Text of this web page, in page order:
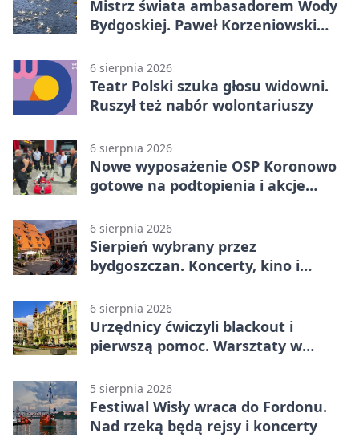
Mistrz świata ambasadorem Wody
Bydgoskiej. Paweł Korzeniowski
6 sierpnia 2026
Teatr Polski szuka głosu widowni.
Ruszył też nabór wolontariuszy
6 sierpnia 2026
Nowe wyposażenie OSP Koronowo
gotowe na podtopienia i akcje
6 sierpnia 2026
Sierpień wybrany przez
bydgoszczan. Koncerty, kino i
6 sierpnia 2026
Urzędnicy ćwiczyli blackout i
pierwszą pomoc. Warsztaty w
5 sierpnia 2026
Festiwal Wisły wraca do Fordonu.
Nad rzeką będą rejsy i koncerty